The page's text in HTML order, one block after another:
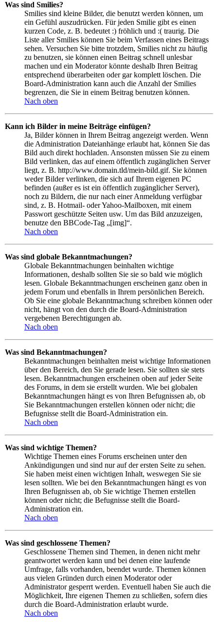
Was sind Smilies?
Smilies sind kleine Bilder, die benutzt werden können, um
ein Gefühl auszudrücken. Für jeden Smilie gibt es einen
kurzen Code, z. B. bedeutet :) fröhlich und :( traurig. Die
Liste aller Smilies können Sie beim Verfassen eines Beitrags
sehen. Versuchen Sie bitte trotzdem, Smilies nicht zu häufig
zu benutzen, sie können einen Beitrag schnell unlesbar
machen und ein Moderator könnte deshalb Ihren Beitrag
entsprechend überarbeiten oder gar komplett löschen. Die
Board-Administration kann auch die Anzahl der Smilies
begrenzen, die Sie in einem Beitrag benutzen können.
Nach oben
Kann ich Bilder in meine Beiträge einfügen?
Ja, Bilder können in Ihrem Beitrag angezeigt werden. Wenn
die Administration Dateianhänge erlaubt hat, können Sie das
Bild auch direkt hochladen. Ansonsten müssen Sie zu einem
Bild verlinken, das auf einem öffentlich zugänglichen Server
liegt, z. B. http://www.domain.tld/mein-bild.gif. Sie können
weder Bilder verlinken, die sich auf Ihrem eigenen PC
befinden (außer es ist ein öffentlich zugänglicher Server),
noch zu Bildern, die nur nach einer Anmeldung verfügbar
sind, z. B. Hotmail- oder Yahoo-Mailboxen, mit einem
Passwort geschützte Seiten usw. Um das Bild anzuzeigen,
benutze den BBCode-Tag „[img]“.
Nach oben
Was sind globale Bekanntmachungen?
Globale Bekanntmachungen beinhalten wichtige
Informationen, deshalb sollten Sie sie so bald wie möglich
lesen. Globale Bekanntmachungen erscheinen ganz oben in
jedem Forum und ebenfalls in Ihrem persönlichen Bereich.
Ob Sie eine globale Bekanntmachung schreiben können oder
nicht, hängt von den durch die Board-Administration
vergebenen Berechtigungen ab.
Nach oben
Was sind Bekanntmachungen?
Bekanntmachungen beinhalten meist wichtige Informationen
über den Bereich, den Sie gerade lesen. Sie sollten sie stets
lesen. Bekanntmachungen erscheinen oben auf jeder Seite
des Forums, in dem sie erstellt wurden. Wie bei globalen
Bekanntmachungen hängt es von Ihren Befugnissen ab, ob
Sie Bekanntmachungen erstellen können oder nicht; die
Befugnisse stellt die Board-Administration ein.
Nach oben
Was sind wichtige Themen?
Wichtige Themen eines Forums erscheinen unter den
Ankündigungen und sind nur auf der ersten Seite zu sehen.
Sie haben meist einen wichtigen Inhalt, weswegen Sie sie
lesen sollten. Wie bei den Bekanntmachungen hängt es von
Ihren Befugnissen ab, ob Sie wichtige Themen erstellen
können oder nicht; die Befugnisse stellt die Board-
Administration ein.
Nach oben
Was sind geschlossene Themen?
Geschlossene Themen sind Themen, in denen nicht mehr
geantwortet werden kann und bei denen eine laufende
Umfrage, falls vorhanden, beendet wurde. Themen können
aus vielen Gründen durch einen Moderator oder
Administrator gesperrt werden. Eventuell haben Sie auch die
Möglichkeit, Ihre eigenen Themen zu schließen, sofern dies
durch die Board-Administration erlaubt wurde.
Nach oben